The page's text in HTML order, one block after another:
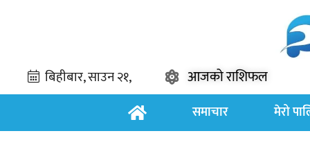
आजको राशिफल
समाचार मेरो